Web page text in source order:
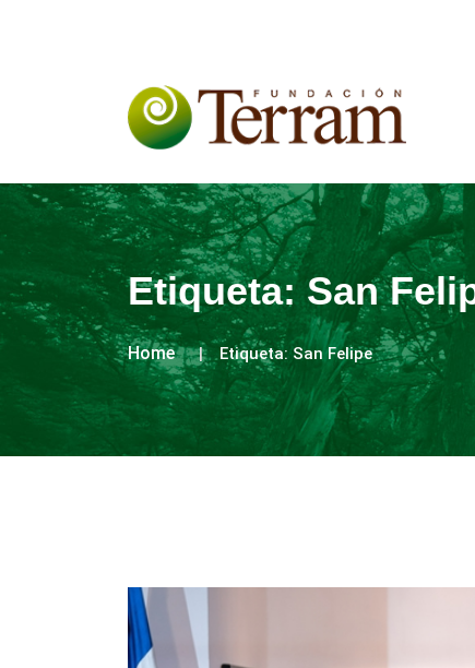
Etiqueta:San
Home Etiqueta:San Felipe